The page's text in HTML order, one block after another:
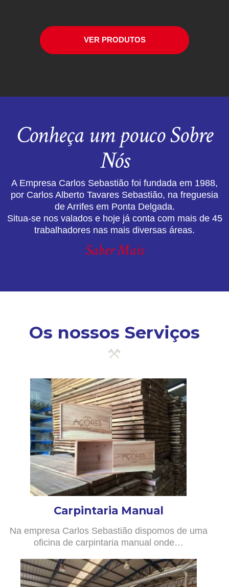
VER PRODUTOS
Conheça um pouco Sobre
Nós
A Empresa Carlos Sebastião foi fundada em 1988,
por Carlos Alberto Tavares Sebastião, na freguesia
de Arrifes em Ponta Delgada.
Situa-se nos valados e hoje já conta com mais de 45
trabalhadores nas mais diversas áreas.
Saber Mais
Os nossos Serviços
Carpintaria Manual
Na empresa Carlos Sebastião dispomos de uma
oficina de carpintaria manual onde…